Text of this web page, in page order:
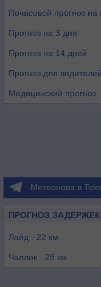
Почасовой прогноз на
Прогноз на 3 дня
Прогноз на 14 дней
Прогноз для водителей
Медицинский прогноз
Метеонова в
ПРОГНОЗ
Лайд - 22 км
Чаллок - 28 км